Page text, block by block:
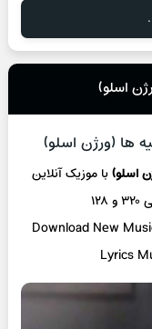
اسلو)
ها (ورژن اسلو)
اسلو)با موزیک آنلاین
Download New
Lyrics